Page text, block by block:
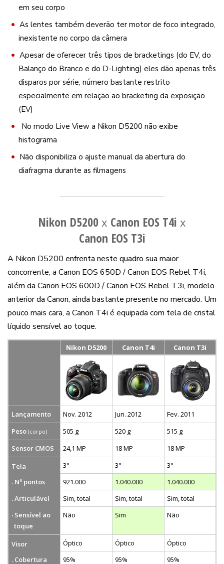
em seu corpo
As lentes também deverão ter motor de foco integrado,
inexistente no corpo da câmera
Apesar de oferecer três tipos de bracketings (do EV, do
Balanço do Branco e do D-Lighting) eles dão apenas três
disparos por série, número bastante restrito
especialmente em relação ao bracketing da exposição
(EV)
No modo Live View a Nikon D5200 não exibe
histograma
Não disponibiliza o ajuste manual da abertura do
diafragma durante as filmagens
Nikon D5200 x Canon EOS T4i x
Canon EOS T3i
A Nikon D5200 enfrenta neste quadro sua maior
concorrente, a Canon EOS 650D / Canon EOS Rebel T4i,
além da Canon EOS 600D / Canon EOS Rebel T3i, modelo
anterior da Canon, ainda bastante presente no mercado. Um
pouco mais cara, a Canon T4i é equipada com tela de cristal
líquido sensível ao toque.
Nikon D5200 Canon T4i Canon T3i
Lançamento Nov. 2012 Jun. 2012
Fev. 2011
Peso (corpo) 505 g 520 g
515 g
Sensor CMOS
24,1 MP 18 MP
18 MP
Tela
3" 3"
3"
. Nº pontos
921.000 1.040.000
1.040.000
. Articulável
Sim, total Sim, total
Sim, total
Sensível ao
toque
Não Sim Não
Visor Óptico Óptico
Óptico
. Cobertura
95% 95% 95%